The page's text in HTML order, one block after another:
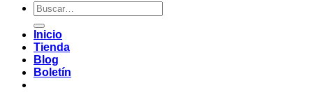
Buscar
por:
Inicio
Tienda
Blog
Boletín